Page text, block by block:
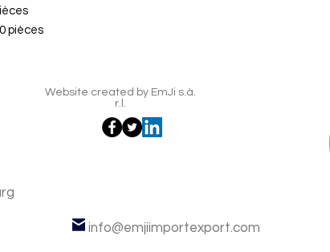
pièces
Website created by EmJi s.à.
r.l.
info@emjiimportexport.com